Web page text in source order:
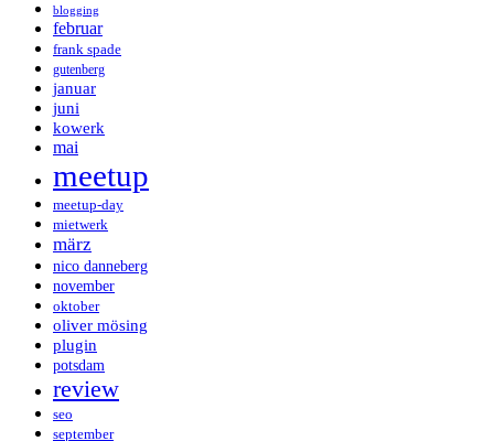
blogging
februar
frank spade
gutenberg
januar
juni
kowerk
mai
meetup
meetup-day
mietwerk
märz
nico danneberg
november
oktober
oliver mösing
plugin
potsdam
review
seo
september